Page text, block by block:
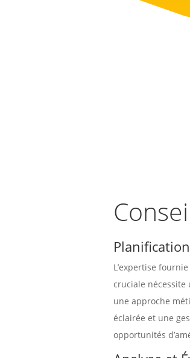
L’expertise
cruciale nécessite
une approche
éclairée et une
opportunités